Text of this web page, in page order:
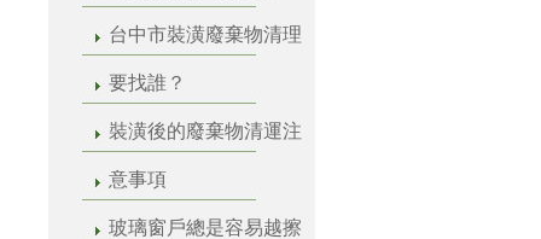
台中市裝潢廢棄物清理
要找誰？
裝潢後的廢棄物清運注
意事項
玻璃窗戶總是容易越擦